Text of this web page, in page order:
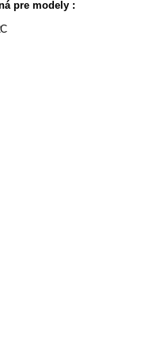
pre modely :